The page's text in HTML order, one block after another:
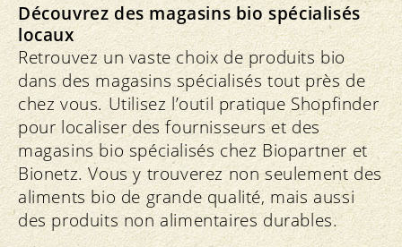
Découvrez des magasins bio spécialisés
locaux
Retrouvez un vaste choix de produits bio
dans des magasins spécialisés tout près de
chez vous. Utilisez l’outil pratique Shopfinder
pour localiser des fournisseurs et des
magasins bio spécialisés chez Biopartner et
Bionetz. Vous y trouverez non seulement des
aliments bio de grande qualité, mais aussi
des produits non alimentaires durables.